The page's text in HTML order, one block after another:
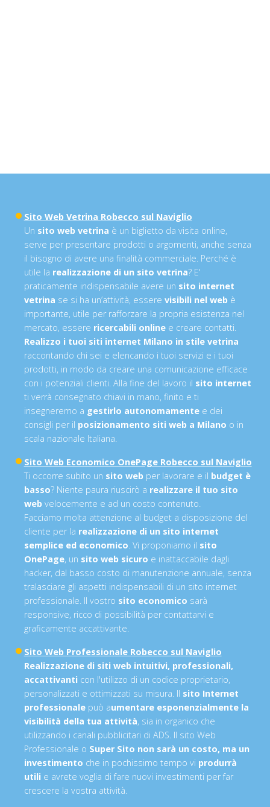
Sito Web Vetrina Robecco sul Naviglio
Un sito web vetrina è un biglietto da visita online,
serve per presentare prodotti o argomenti, anche senza
il bisogno di avere una finalità commerciale. Perché è
utile la realizzazione di un sito vetrina? E'
praticamente indispensabile avere un sito internet
vetrina se si ha un’attività, essere visibili nel web è
importante, utile per rafforzare la propria esistenza nel
mercato, essere ricercabili online e creare contatti.
Realizzo i tuoi siti internet Milano in stile vetrina
raccontando chi sei e elencando i tuoi servizi e i tuoi
prodotti, in modo da creare una comunicazione efficace
con i potenziali clienti. Alla fine del lavoro il sito internet
ti verrà consegnato chiavi in mano, finito e ti
insegneremo a gestirlo autonomamentee dei
consigli per il posizionamento siti web a Milano o in
scala nazionale Italiana.
Sito Web Economico OnePage Robecco sul Naviglio
Ti occorre subito un sito web per lavorare e il budget è
basso? Niente paura riuscirò a realizzare il tuo sito
web velocemente e ad un costo contenuto.
Facciamo molta attenzione al budget a disposizione del
cliente per la realizzazione di un sito internet
semplice ed economico . Vi proponiamo il sito
OnePage, un sito web sicuro e inattaccabile dagli
hacker, dal basso costo di manutenzione annuale, senza
tralasciare gli aspetti indispensabili di un sito internet
professionale. Il vostro sito economico sarà
responsive, ricco di possibilità per contattarvi e
graficamente accattivante.
Sito Web Professionale Robecco sul Naviglio
Realizzazione di siti web intuitivi, professionali,
accattivanticon l'utilizzo di un codice proprietario,
personalizzati e ottimizzati su misura. Il sito Internet
professionalepuò aumentare esponenzialmente la
visibilità della tua attività, sia in organico che
utilizzando i canali pubblicitari di ADS. Il sito Web
Professionale o Super Sito non sarà un costo, ma un
investimento che in pochissimo tempo vi produrrà
utili e avrete voglia di fare nuovi investimenti per far
crescere la vostra attività.